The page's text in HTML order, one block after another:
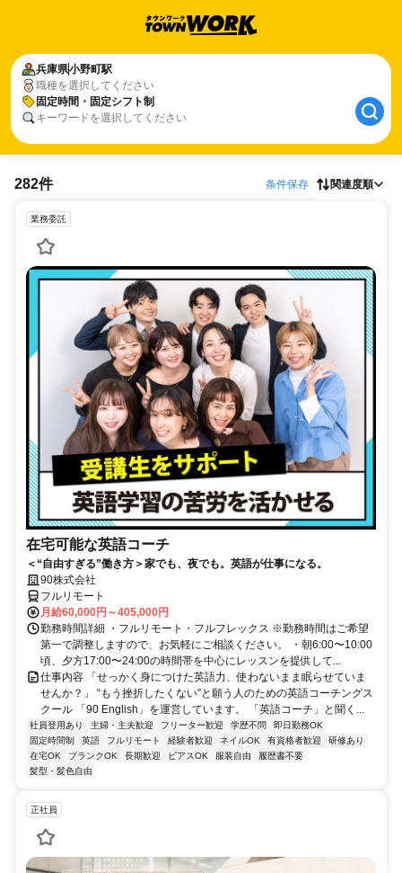
兵庫県小野町駅
職種を選択してください
固定時間・固定シフト制
キーワードを選択してください
282件 条件保存 関連度順
業務委託
在宅可能な英語コーチ
＜“自由すぎる”働き方＞家でも、夜でも。英語が仕事になる。
90株式会社
フルリモート
月給60,000円～405,000円
勤務時間詳細 ・フルリモート・フルフレックス ※勤務時間はご希望
第一で調整しますので、お気軽にご相談ください。 ・朝6:00〜10:00
頃、夕方17:00〜24:00の時間帯を中心にレッスンを提供して...
仕事内容 「せっかく身につけた英語力、使わないまま眠らせていま
せんか？」 “もう挫折したくない”と願う人のための英語コーチングス
クール 「90 English」を運営しています。 「英語コーチ」と聞く...
社員登用あり 主婦・主夫歓迎 フリーター歓迎 学歴不問
即日勤務OK
固定時間制
英語 フルリモート 経験者歓迎 ネイルOK 有資格者歓迎
研修あり
在宅OK
ブランクOK 長期歓迎 ピアスOK 服装自由
履歴書不要
髪型・髪色自由
正社員